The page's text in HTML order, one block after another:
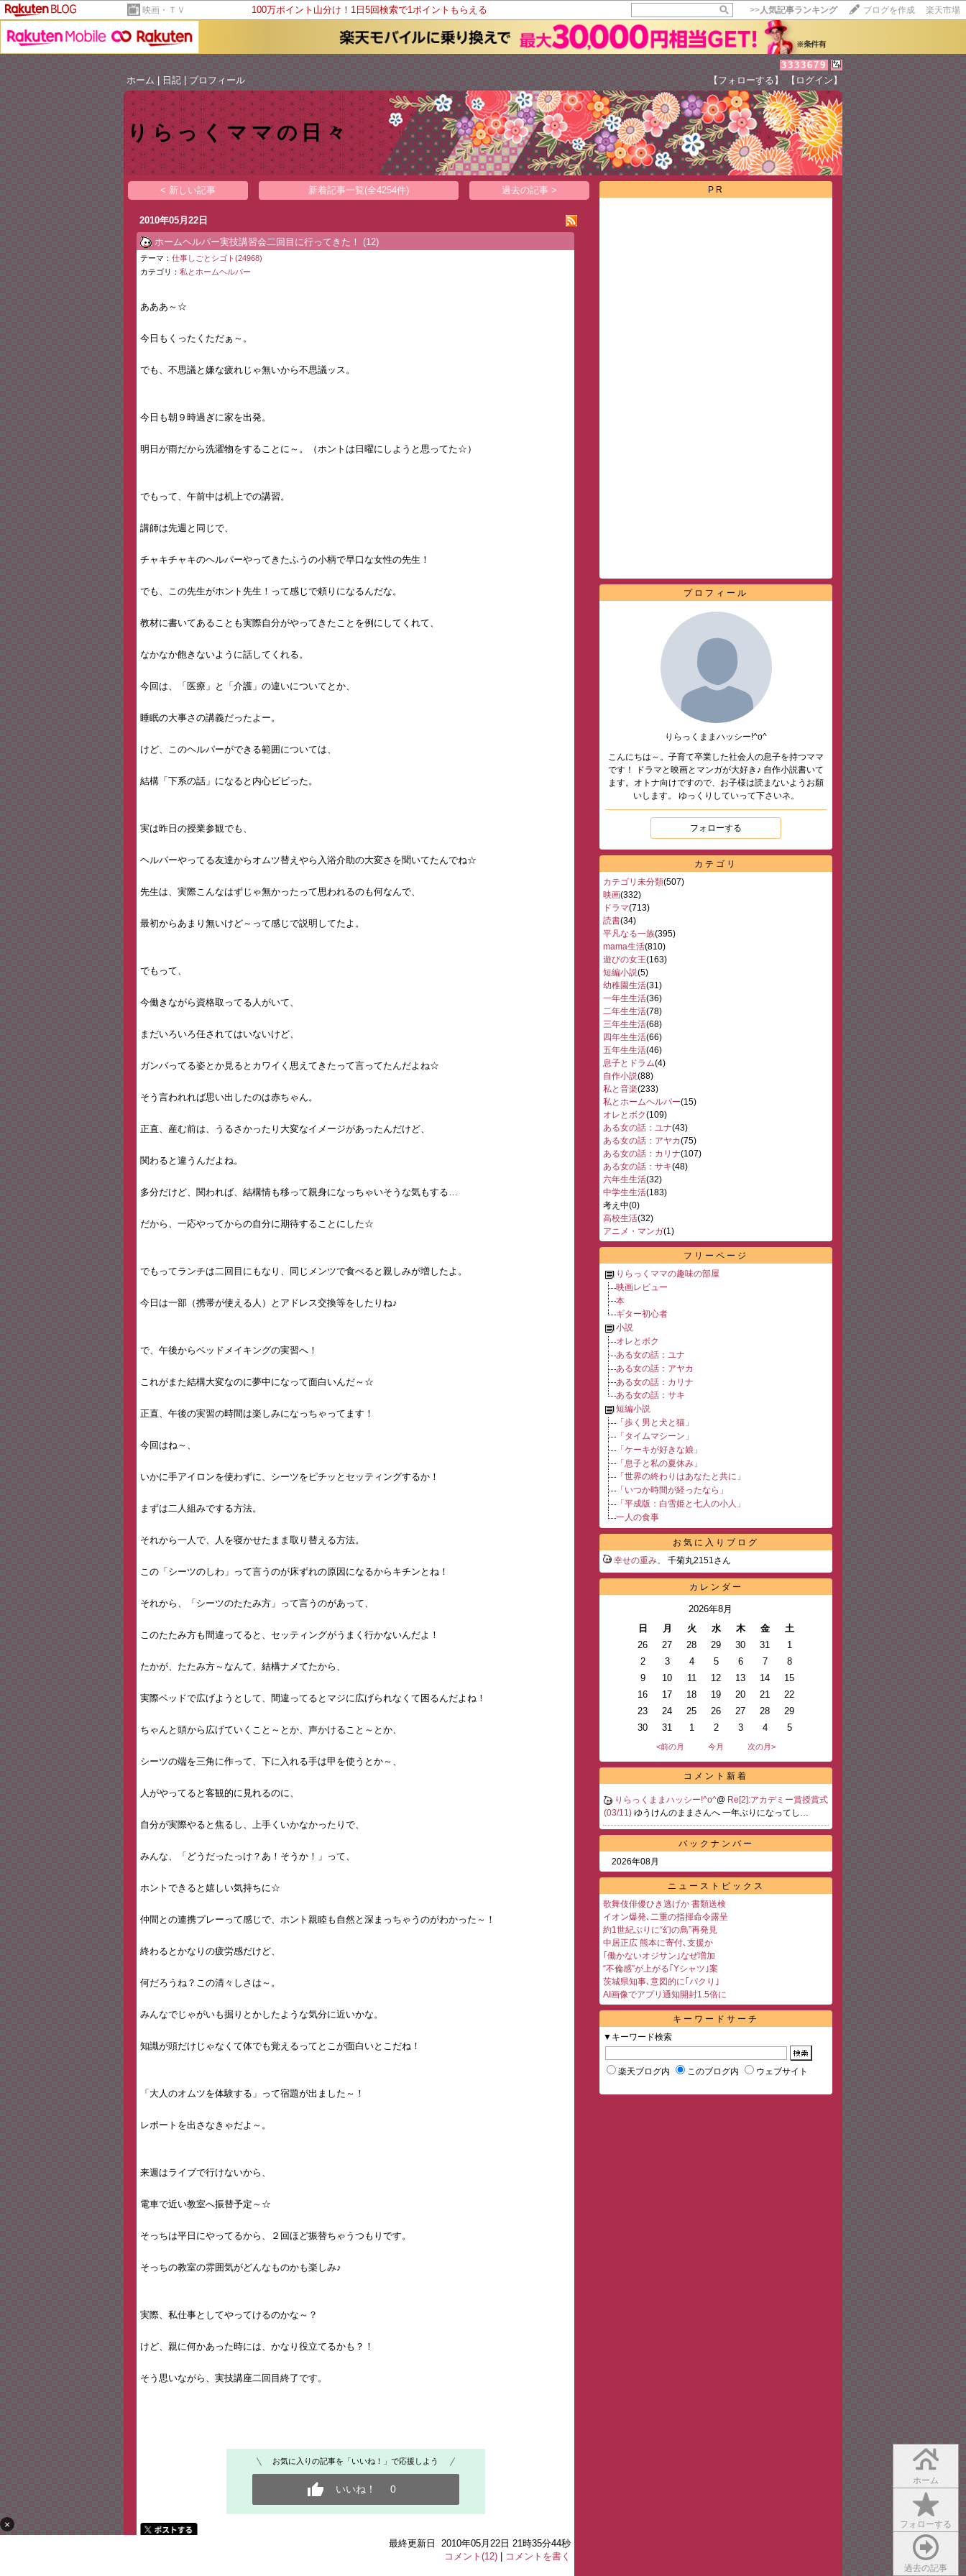
映画・ＴＶ 100万ポイント山分け！1日5回検索で1ポイントもらえる >>人気記事ランキング ブログを作成 楽天市場
3333679
ホーム
日記 プロフィール 【フォローする】 【ログイン】
りらっくママの日々
ホーム
フォローする
過去の記事
15記事にいいね！で1ポイント
10秒滞在
いいね!
< 新しい記事 新着記事一覧(全4254件) 過去の記事 >
2010年05月22日
ホームヘルパー実技講習会二回目に行ってきた！
(12)
テーマ：仕事しごとシゴト(24968)
カテゴリ：私とホームヘルパー
あああ～☆
今日もくったくただぁ～。
でも、不思議と嫌な疲れじゃ無いから不思議ッス。
今日も朝９時過ぎに家を出発。
明日が雨だから洗濯物をすることに～。（ホントは日曜にしようと思ってた☆）
でもって、午前中は机上での講習。
講師は先週と同じで、
チャキチャキのヘルパーやってきたふうの小柄で早口な女性の先生！
でも、この先生がホント先生！って感じで頼りになるんだな。
教材に書いてあることも実際自分がやってきたことを例にしてくれて、
なかなか飽きないように話してくれる。
今回は、「医療」と「介護」の違いについてとか、
睡眠の大事さの講義だったよー。
けど、このヘルパーができる範囲については、
結構「下系の話」になると内心ビビった。
実は昨日の授業参観でも、
ヘルパーやってる友達からオムツ替えやら入浴介助の大変さを聞いてたんでね☆
先生は、実際こんなはずじゃ無かったって思われるのも何なんで、
最初からあまり無いけど～って感じで説明してたよ。
でもって、
今働きながら資格取ってる人がいて、
まだいろいろ任されてはいないけど、
ガンバってる姿とか見るとカワイく思えてきたって言ってたんだよね☆
そう言われれば思い出したのは赤ちゃん。
正直、産む前は、うるさかったり大変なイメージがあったんだけど、
関わると違うんだよね。
多分だけど、関われば、結構情も移って親身になっちゃいそうな気もする…
だから、一応やってからの自分に期待することにした☆
でもってランチは二回目にもなり、同じメンツで食べると親しみが増したよ。
今日は一部（携帯が使える人）とアドレス交換等をしたりね♪
で、午後からベッドメイキングの実習へ！
これがまた結構大変なのに夢中になって面白いんだ～☆
正直、午後の実習の時間は楽しみになっちゃってます！
今回はね～、
いかに手アイロンを使わずに、シーツをピチッとセッティングするか！
まずは二人組みでする方法。
それから一人で、人を寝かせたまま取り替える方法。
この「シーツのしわ」って言うのが床ずれの原因になるからキチンとね！
それから、「シーツのたたみ方」って言うのがあって、
このたたみ方も間違ってると、セッティングがうまく行かないんだよ！
たかが、たたみ方～なんて、結構ナメてたから、
実際ベッドで広げようとして、間違ってるとマジに広げられなくて困るんだよね！
ちゃんと頭から広げていくこと～とか、声かけること～とか、
シーツの端を三角に作って、下に入れる手は甲を使うとか～、
人がやってると客観的に見れるのに、
自分が実際やると焦るし、上手くいかなかったりで、
みんな、「どうだったっけ？あ！そうか！」って、
ホントできると嬉しい気持ちに☆
仲間との連携プレーって感じで、ホント親睦も自然と深まっちゃうのがわかった～！
終わるとかなりの疲労感だけど、
何だろうね？この清々しさは～。
みんなでじゃがいも掘りとかしたような気分に近いかな。
知識が頭だけじゃなくて体でも覚えるってとこが面白いとこだね！
「大人のオムツを体験する」って宿題が出ました～！
レポートを出さなきゃだよ～。
来週はライブで行けないから、
電車で近い教室へ振替予定～☆
そっちは平日にやってるから、２回ほど振替ちゃうつもりです。
そっちの教室の雰囲気がどんなものかも楽しみ♪
実際、私仕事としてやってけるのかな～？
けど、親に何かあった時には、かなり役立てるかも？！
そう思いながら、実技講座二回目終了です。
お気に入りの記事を「いいね！」で応援しよう
いいね！ 0
最終更新日 2010年05月22日 21時35分44秒
コメント(12)
コメントを書く
PR
×
プロフィール
りらっくままハッシー!^o^
こんにちは～。子育て卒業した社会人の息子を持つママ
です！ ドラマと映画とマンガが大好き♪ 自作小説書いて
ます。オトナ向けですので、お子様は読まないようお願
いします。 ゆっくりしていって下さいネ。
フォローする
カテゴリ
カテゴリ未分類(507)
映画(332)
ドラマ(713)
読書(34)
平凡なる一族(395)
mama生活(810)
遊びの女王(163)
短編小説(5)
幼稚園生活(31)
一年生生活(36)
二年生生活(78)
三年生生活(68)
四年生生活(66)
五年生生活(46)
息子とドラム(4)
自作小説(88)
私と音楽(233)
私とホームヘルパー(15)
オレとボク(109)
ある女の話：ユナ(43)
ある女の話：アヤカ(75)
ある女の話：カリナ(107)
ある女の話：サキ(48)
六年生生活(32)
中学生生活(183)
考え中(0)
高校生活(32)
アニメ・マンガ(1)
フリーページ
りらっくママの趣味の部屋
映画レビュー
本
ギター初心者
小説
オレとボク
ある女の話：ユナ
ある女の話：アヤカ
ある女の話：カリナ
ある女の話：サキ
短編小説
「歩く男と犬と猫」
「タイムマシーン」
「ケーキが好きな娘」
「息子と私の夏休み」
「世界の終わりはあなたと共に」
「いつか時間が経ったなら」
「平成版：白雪姫と七人の小人」
一人の食事
お気に入りブログ
幸せの重み。
千菊丸2151さん
カレンダー
2026年8月
日
月 火 水 木 金
土
26
27 28 29 30 31
1
2
3 4 5 6 7
8
9
10 11 12 13 14
15
16
17 18 19 20 21
22
23
24 25 26 27 28
29
30
31 1 2 3 4 5
<前の月 今月 次の月>
コメント新着
りらっくままハッシー!^o^@ Re[2]:アカデミー賞授賞式
(03/11) ゆうけんのままさんへ 一年ぶりになってし…
バックナンバー
2026年08月
ニューストピックス
歌舞伎俳優ひき逃げか 書類送検
イオン爆発､二重の指揮命令露呈
約1世紀ぶりに“幻の鳥”再発見
中居正広 熊本に寄付､支援か
｢働かないオジサン｣なぜ増加
“不倫感”が上がる｢Yシャツ｣案
茨城県知事､意図的に｢パクり｣
AI画像でアプリ通知開封1.5倍に
キーワードサーチ
▼キーワード検索
楽天ブログ内 このブログ内 ウェブサイト